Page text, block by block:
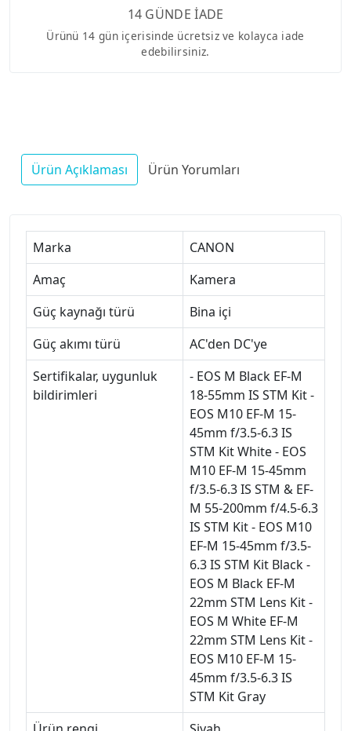
14 GÜNDE İADE
Ürünü 14 gün içerisinde ücretsiz ve kolayca iade
edebilirsiniz.
Ürün Açıklaması Ürün Yorumları
Marka
CANON
Amaç
Kamera
Güç kaynağı türü
Bina içi
Güç akımı türü
AC'den DC'ye
Sertifikalar, uygunluk
bildirimleri
- EOS M Black EF-M
18-55mm IS STM Kit -
EOS M10 EF-M 15-
45mm f/3.5-6.3 IS
STM Kit White - EOS
M10 EF-M 15-45mm
f/3.5-6.3 IS STM & EF-
M 55-200mm f/4.5-6.3
IS STM Kit - EOS M10
EF-M 15-45mm f/3.5-
6.3 IS STM Kit Black -
EOS M Black EF-M
22mm STM Lens Kit -
EOS M White EF-M
22mm STM Lens Kit -
EOS M10 EF-M 15-
45mm f/3.5-6.3 IS
STM Kit Gray